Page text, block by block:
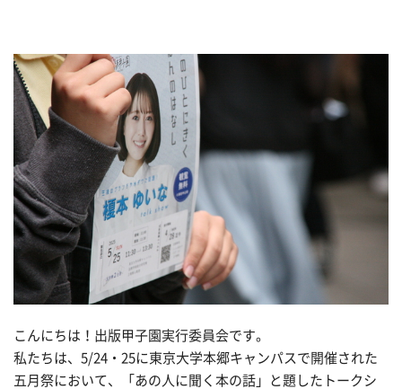
こんにちは！出版甲子園実行委員会です。
私たちは、5/24・25に東京大学本郷キャンパスで開催された
五月祭において、「あの人に聞く本の話」と題したトークシ